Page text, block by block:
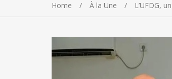
Home À la Une L’UFDG,